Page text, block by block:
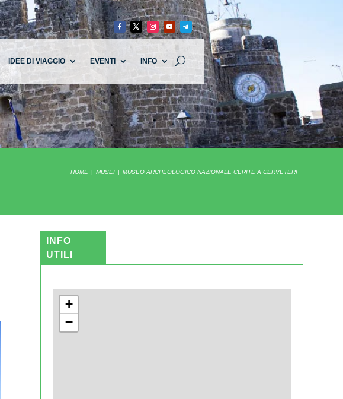
IDEE DI VIAGGIO EVENTI INFO
HOME MUSEI MUSEO ARCHEOLOGICO NAZIONALE CERITE A CERVETERI
INFO
UTILI
+
−